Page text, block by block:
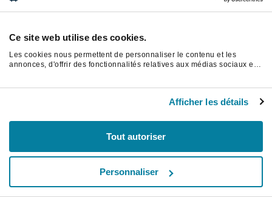
Ce site web utilise des cookies.
Les cookies nous permettent de personnaliser le contenu et les
annonces, d'offrir des fonctionnalités relatives aux médias sociaux et
informations que vous leur avez fournies ou qu'ils ont collectées lors
Afficher les détails
Tout autoriser
Personnaliser
Veuillez actualiser la page pour continuer.
Rafraîchir